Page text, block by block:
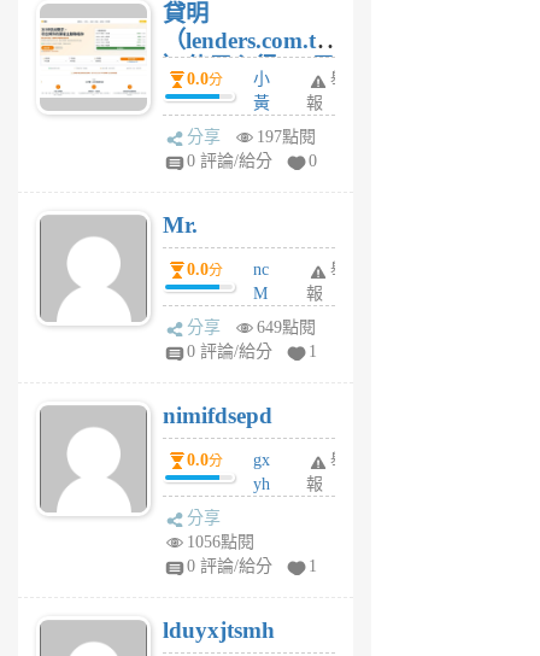
貸明
（lenders.com.tw
）使用心得 — 民
間貸款比較平台
體驗
0.0分
小
黃
蜂
1
舉
報
分享
197點閱
0 評論/給分
0
Mr.
0.0分
nc
M
U
F
U
5
個
月
舉
報
分享
649點閱
0 評論/給分
1
nimifdsepd
0.0分
gx
yh
jl
月
舉
報
分享
1056點閱
0 評論/給分
1
lduyxjtsmh